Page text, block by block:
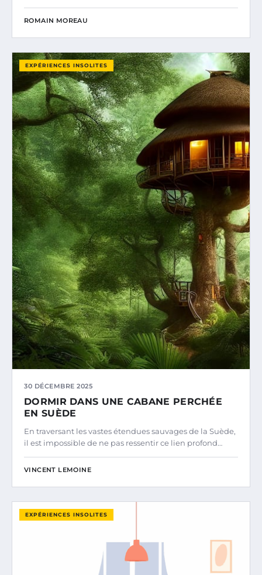
ROMAIN MOREAU
EXPÉRIENCES INSOLITES
30 DÉCEMBRE 2025
DORMIR DANS UNE CABANE PERCHÉE
EN SUÈDE
En traversant les vastes étendues sauvages de la Suède,
il est impossible de ne pas ressentir ce lien profond…
VINCENT LEMOINE
EXPÉRIENCES INSOLITES